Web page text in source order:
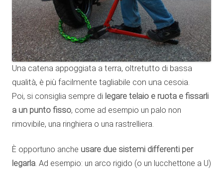
Una catena appoggiata a terra, oltretutto di bassa
qualità, è più facilmente tagliabile con una cesoia.
Poi, si consiglia sempre di legare telaio e ruota e fissarli
a un punto fisso, come ad esempio un palo non
rimovibile, una ringhiera o una rastrelliera.
È opportuno anche usare due sistemi differenti per
legarla. Ad esempio: un arco rigido (o un lucchettone a U)